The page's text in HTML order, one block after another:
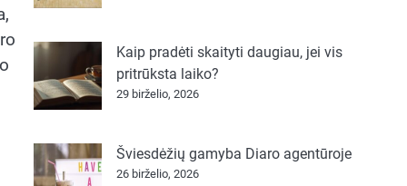
Kaip pradėti skaityti daugiau, jei vis
pritrūksta laiko?
29 birželio, 2026
Šviesdėžių gamyba Diaro agentūroje
26 birželio, 2026